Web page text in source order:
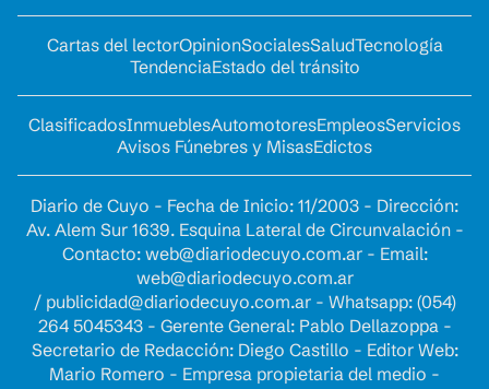
Cartas del lectorOpinionSocialesSaludTecnología
TendenciaEstado del tránsito
ClasificadosInmueblesAutomotoresEmpleosServicios
Avisos Fúnebres y MisasEdictos
Diario de Cuyo - Fecha de Inicio: 11/2003 - Dirección:
Av. Alem Sur 1639. Esquina Lateral de Circunvalación -
Contacto: web@diariodecuyo.com.ar- Email:
web@diariodecuyo.com.ar
/ publicidad@diariodecuyo.com.ar- Whatsapp: (054)
264 5045343 - Gerente General: Pablo Dellazoppa -
Secretario de Redacción: Diego Castillo - Editor Web:
Mario Romero - Empresa propietaria del medio -